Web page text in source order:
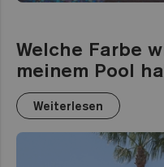
Welche Farbe
meinem Pool
Weiterlesen